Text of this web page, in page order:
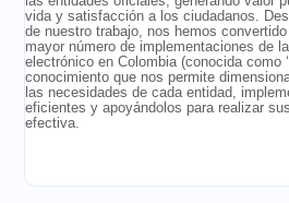
vida y satisfacción a los ciudadanos.
de nuestro trabajo, nos hemos
mayor número de implementaciones de
electrónico en Colombia (conocida como
conocimiento que nos permite
las necesidades de cada entidad,
eficientes y apoyándolos para realizar
efectiva.